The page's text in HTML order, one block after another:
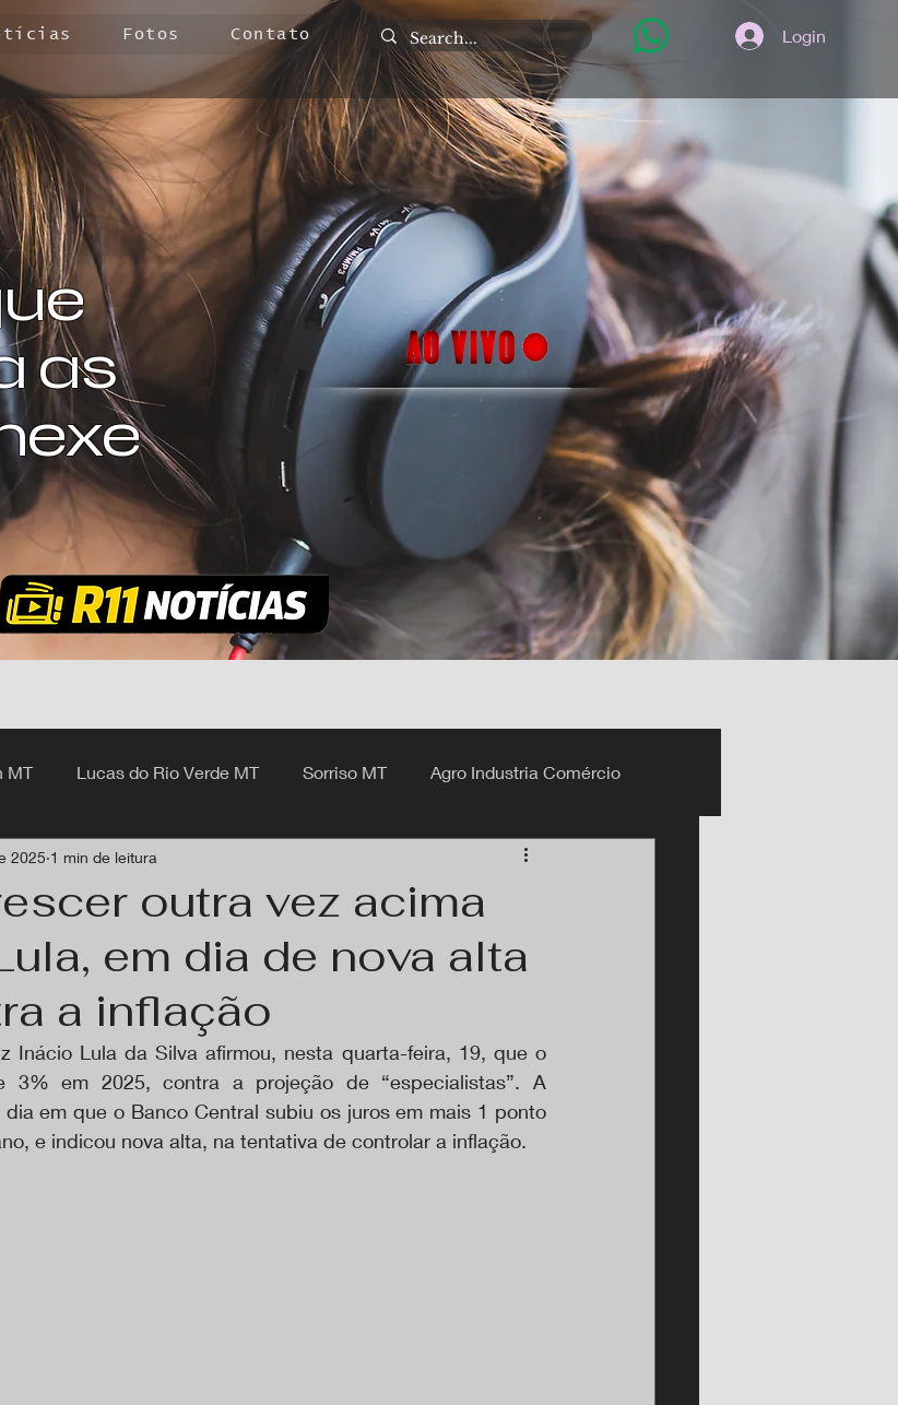
Fotos Contato Login
as
MT Lucas do Rio Verde MT Sorriso MT Agro Industria Comércio
outra vez acima
em dia de nova alta
a inflação
2025 1 min de leitura
Inácio Lula da Silva afirmou, nesta quarta-feira, 19, que o
3% em 2025, contra a projeção de “especialistas”. A
em que o Banco Central subiu os juros em mais 1 ponto
e indicou nova alta, na tentativa de controlar a inflação.